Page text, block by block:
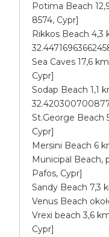
Potima Beach
8574, Cypr]
Rikkos Beach 4,3
Sea Caves 17,6
Cypr]
Sodap Beach 1,1
St.George Beach
Cypr]
Mersini Beach 6
Municipal Beach,
Pafos, Cypr]
Sandy Beach 7,3
Venus Beach
Vrexi beach 3,6
Cypr]